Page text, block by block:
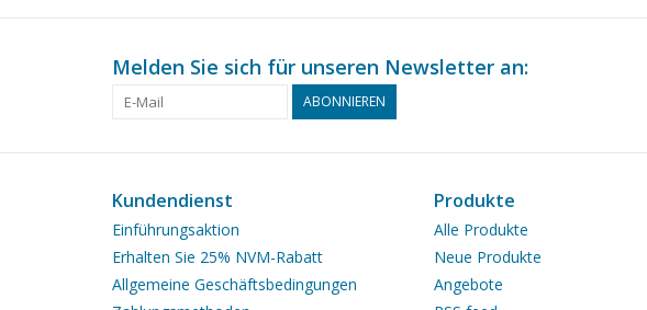
Melden Sie sich für unseren Newsletter an:
ABONNIEREN
Kundendienst
Einführungsaktion
Erhalten Sie 25% NVM-Rabatt
Allgemeine Geschäftsbedingungen
Produkte
Alle Produkte
Neue Produkte
Angebote